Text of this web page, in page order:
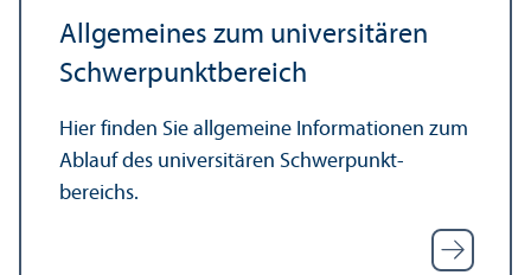
Allgemeines zum universitären
Schwerpunkt­bereich
Hier finden Sie allgemeine Informationen zum
Ablauf des universitären Schwerpunkt­
bereichs.